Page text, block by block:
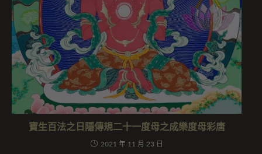
寶生百法之日隱傳規二十一度母之成樂度母彩唐
2021 年 11 月 23 日